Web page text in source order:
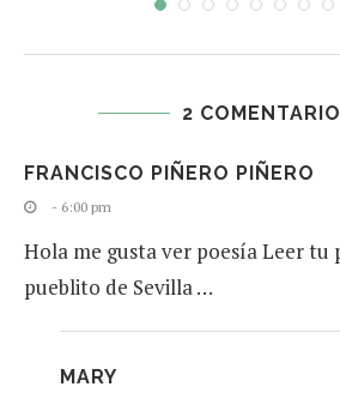
2
FRANCISCO PIÑERO PIÑERO
- 6:00 pm
Hola me gusta ver poesía Leer tu
pueblito de Sevilla …
MARY